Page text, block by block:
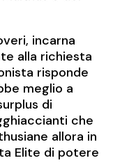
incarna
alla richiesta
risponde
meglio a
di
che
allora in
Elite di potere